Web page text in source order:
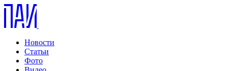
Новости
Статьи
Фото